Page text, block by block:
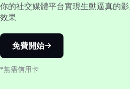
你的社交媒體平台實現生動逼真的
效果
免費開始
*無需信用卡